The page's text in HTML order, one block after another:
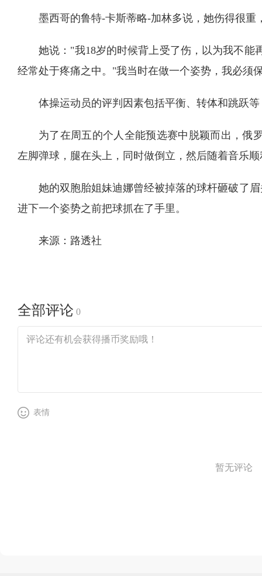
墨西哥的鲁特-卡斯蒂略-加林多说，她伤得很
她说："我18岁的时候背上受了伤，以为我不能
经常处于疼痛之中。"我当时在做一个姿势，我必须
体操运动员的评判因素包括平衡、转体和跳跃
为了在周五的个人全能预选赛中脱颖而出，俄
左脚弹球，腿在头上，同时做倒立，然后随着音乐
她的双胞胎姐妹迪娜曾经被掉落的球杆砸破了
进下一个姿势之前把球抓在了手里。
来源：路透社
全部评论 0
表情
暂无评论